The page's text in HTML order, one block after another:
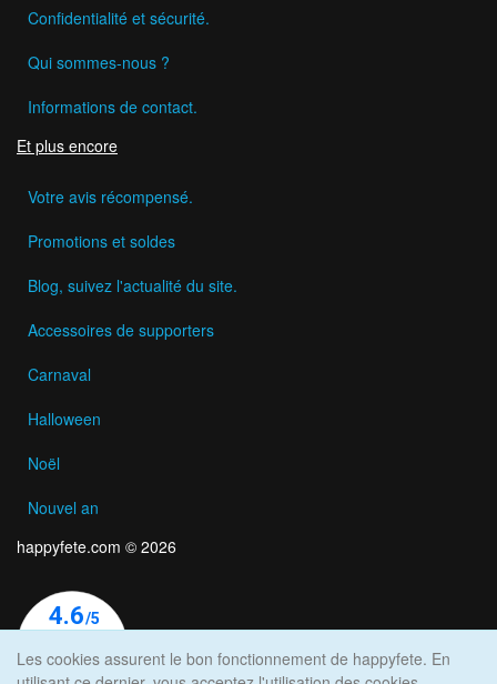
Confidentialité et sécurité.
Qui sommes-nous ?
Informations de contact.
Et plus encore
Votre avis récompensé.
Promotions et soldes
Blog, suivez l'actualité du site.
Accessoires de supporters
Carnaval
Halloween
Noël
Nouvel an
happyfete.com © 2026
Les cookies assurent le bon fonctionnement de happyfete. En